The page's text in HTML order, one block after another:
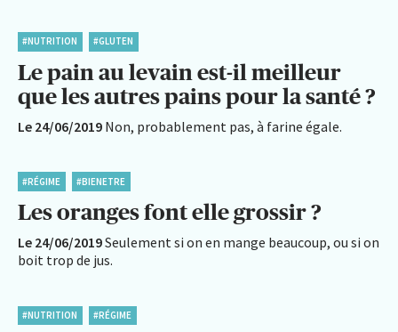
#NUTRITION #GLUTEN
Le pain au levain est-il meilleur
que les autres pains pour la santé ?
Le 24/06/2019 Non, probablement pas, à farine égale.
#RÉGIME #BIENETRE
Les oranges font elle grossir ?
Le 24/06/2019Seulement si on en mange beaucoup, ou si on
boit trop de jus.
#NUTRITION #RÉGIME